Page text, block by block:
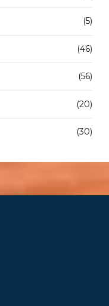
(5)
(46)
(56)
(20)
(30)